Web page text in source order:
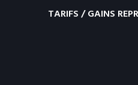
TARIFS / GAINS